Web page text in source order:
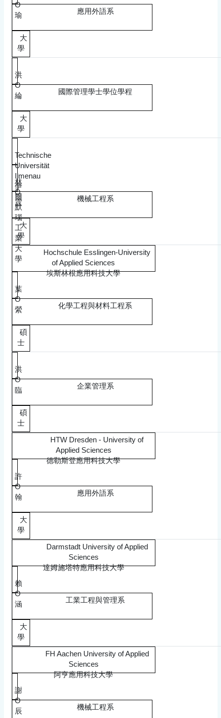
O
瑜
應用外語系
大
學
洪
O
綸
國際管理學士學位學程
大
學
Technische
Universität
Ilmenau
伊
爾
默
瑙
工
業
大
學
林
O
霆
機械工程系
大
學
Hochschule Esslingen-University
of Applied Sciences
埃斯林根應用科技大學
葉
O
縈
化學工程與材料工程系
碩
士
洪
O
臨
企業管理系
碩
士
HTW Dresden - University of
Applied Sciences
德勒斯登應用科技大學
許
O
翰
應用外語系
大
學
Darmstadt University of Applied
Sciences
達姆施塔特應用科技大學
賴
O
涵
工業工程與管理系
大
學
FH Aachen University of Applied
Sciences
阿亨應用科技大學
謝
O
辰
機械工程系